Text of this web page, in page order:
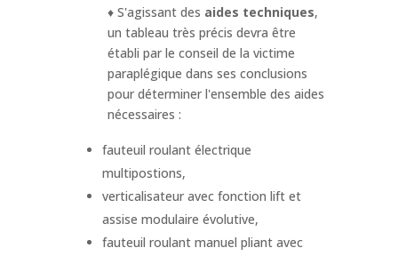
♦ S'agissant des aides techniques,
un tableau très précis devra être
établi par le conseil de la victime
paraplégique dans ses conclusions
pour déterminer l'ensemble des aides
nécessaires :
fauteuil roulant électrique
multipostions,
verticalisateur avec fonction lift et
assise modulaire évolutive,
fauteuil roulant manuel pliant avec